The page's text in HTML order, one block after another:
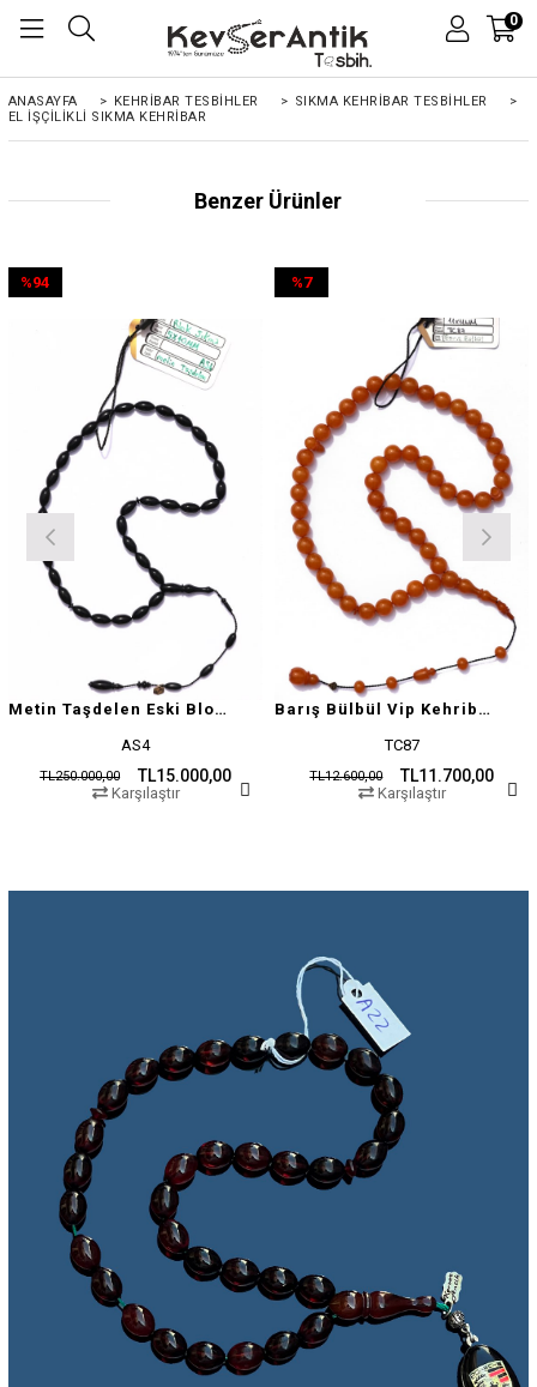
0
ANASAYFA > KEHRIBAR TESBIHLER > SIKMA KEHRİBAR TESBİHLER
>
EL İŞÇILIKLI SIKMA KEHRIBAR
Benzer Ürünler
Metin Taşdelen Eski Blok Sıkma
AS4
TL15.000,00
TL250.000,00
%94
Karşılaştır
Barış Bülbül Vip Kehribar Tesbih
TC87
TL11.700,00
TL12.600,00
%7
Karşılaştır